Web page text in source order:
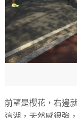
前望是櫻花，右邊